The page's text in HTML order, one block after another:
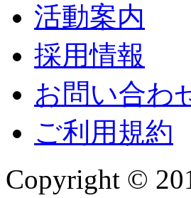
活動案内
採用情報
お問い合わ
ご利用規約
Copyright ©